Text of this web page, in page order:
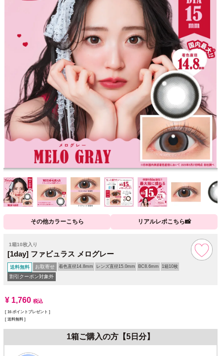
その他カラーこちら リアルレポこちら📸
1箱10枚入り
[1day] ファビュラス メログレー
送料無料 お取寄せ 着色直径14.8mm レンズ直径15.0mm BC8.6mm 1箱10枚
割引クーポン対象外
¥ 1,760 税込
[ 16 ポイントプレゼント ]
送料無料
1箱ご購入の方【5日分】